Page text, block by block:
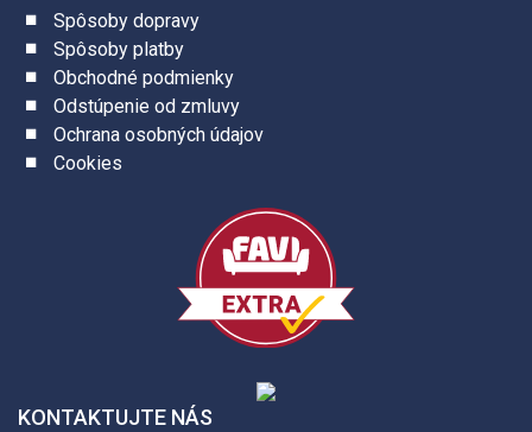
Spôsoby dopravy
Spôsoby platby
Obchodné podmienky
Odstúpenie od zmluvy
Ochrana osobných údajov
Cookies
KONTAKTUJTE NÁS